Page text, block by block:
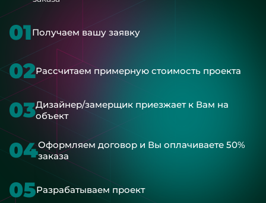
01Получаем вашу заявку
02Рассчитаем примерную стоимость проекта
03Дизайнер/замерщик приезжает к Вам на
объект
04Оформляем договор и Вы оплачиваете 50%
заказа
05Разрабатываем проект